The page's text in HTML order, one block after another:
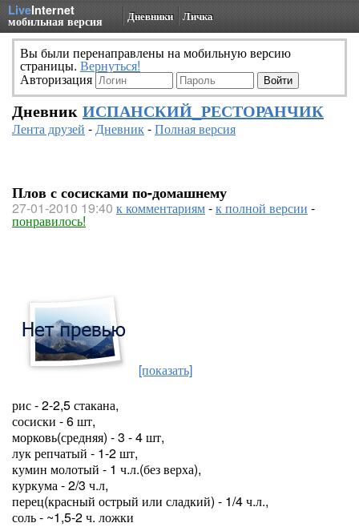
LiveInternet
мобильная версия Дневники Личка
Вы были перенаправлены на мобильную версию
страницы. Вернуться!
Авторизация
Дневник ИСПАНСКИЙ_РЕСТОРАНЧИК
Лента друзей -Дневник-Полная версия
Плов с сосисками по-домашнему
27-01-2010 19:40 к комментариям-к полной версии -
понравилось!
[показать]
рис - 2-2,5 стакана,
сосиски - 6 шт,
морковь(средняя) - 3 - 4 шт,
лук репчатый - 1-2 шт,
кумин молотый - 1 ч.л.(без верха),
куркума - 2/3 ч.л,
перец(красный острый или сладкий) - 1/4 ч.л.,
соль - ~1,5-2 ч. ложки